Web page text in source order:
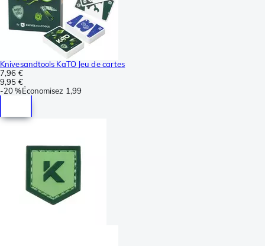
Knivesandtools KaTO Jeu de cartes
7,96 €
9,95 €
-20 %Économisez 1,99